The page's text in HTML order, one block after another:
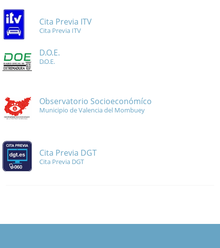
Cita Previa ITV
Cita Previa ITV
D.O.E.
D.O.E.
Observatorio Socioeconómíco
Municipio de Valencia del Mombuey
Cita Previa DGT
Cita Previa DGT